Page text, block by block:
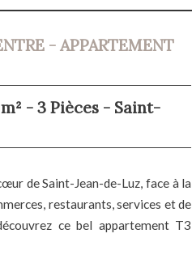
- APPARTEMENT
- 3 Pièces - Saint-
de Saint-Jean-de-Luz, face à la
restaurants, services et de
ce bel appartement T3